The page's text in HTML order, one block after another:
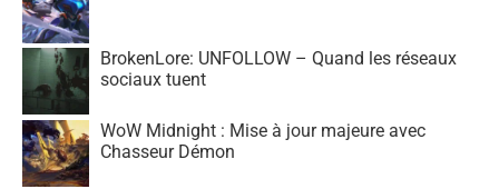
BrokenLore: UNFOLLOW – Quand les réseaux
sociaux tuent
WoW Midnight : Mise à jour majeure avec
Chasseur Démon